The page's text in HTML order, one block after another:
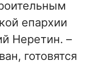
епархии
Неретин. –
готовятся